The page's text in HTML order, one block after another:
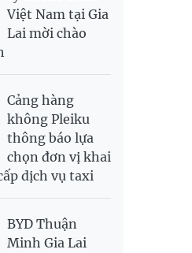
6,945.42
7,244.36
2,702.79
2,817.41
26,030 26,410
Việt Nam tại Gia
Lai mời chào
Cảng hàng
không Pleiku
thông báo lựa
chọn đơn vị khai
dịch vụ taxi
BYD Thuận
Minh Gia Lai